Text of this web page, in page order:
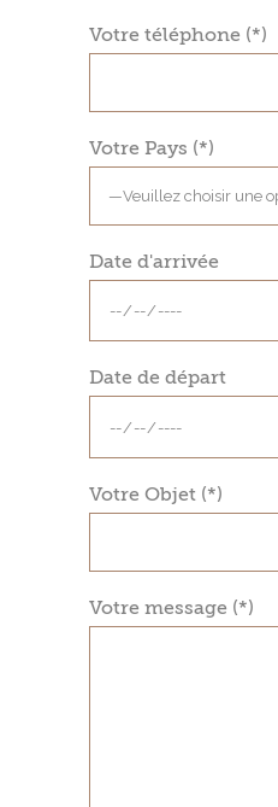
Votre téléphone (*)
Votre Pays (*)
Date d'arrivée
Date de départ
Votre Objet (*)
Votre message (*)